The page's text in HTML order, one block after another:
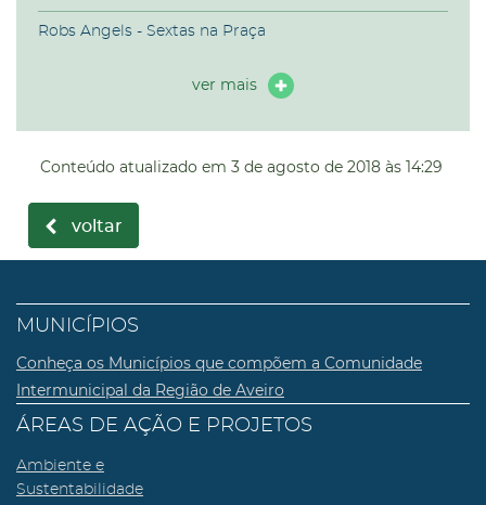
Robs Angels - Sextas na Praça
ver mais
Conteúdo atualizado em 3 de agosto de 2018 às 14:29
voltar
MUNICÍPIOS
Conheça os Municípios que compõem a Comunidade
Intermunicipal da Região de Aveiro
ÁREAS DE AÇÃO E PROJETOS
Ambiente e
Sustentabilidade